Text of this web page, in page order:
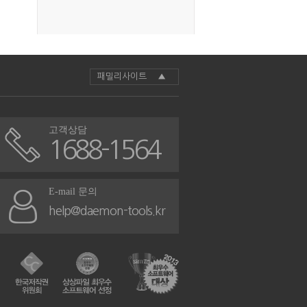
패밀리사이트 ▲
고객상담
1688-1564
E-mail 문의
help@daemon-tools.kr